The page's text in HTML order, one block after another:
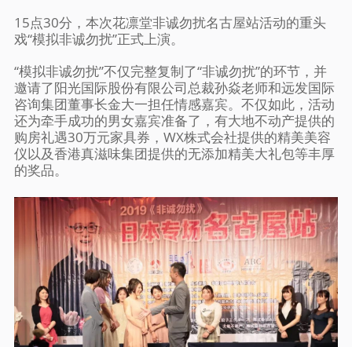
15点30分，本次花凛堂非诚勿扰名古屋站活动的重头
戏“模拟非诚勿扰”正式上演。
“模拟非诚勿扰”不仅完整复制了“非诚勿扰”的环节，并
邀请了阳光国际股份有限公司总裁孙焱老师和远发国际
咨询集团董事长金大一担任情感嘉宾。不仅如此，活动
还为牵手成功的男女嘉宾准备了，有大地不动产提供的
购房礼遇30万元家具券，WX株式会社提供的精美美容
仪以及香港真滋味集团提供的无添加精美大礼包等丰厚
的奖品。